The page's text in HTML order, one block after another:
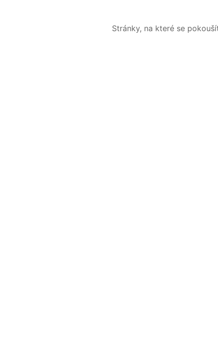
Stránky, na které se